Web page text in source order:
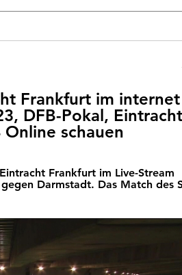
Frankfurt im internet
DFB-Pokal, Eintracht
schauen
Frankfurt im Live-Stream
Darmstadt. Das Match des